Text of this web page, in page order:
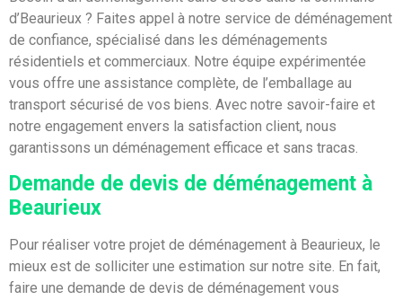
d’Beaurieux ? Faites appel à notre service de déménagement
de confiance, spécialisé dans les déménagements
résidentiels et commerciaux. Notre équipe expérimentée
vous offre une assistance complète, de l’emballage au
transport sécurisé de vos biens. Avec notre savoir-faire et
notre engagement envers la satisfaction client, nous
garantissons un déménagement efficace et sans tracas.
Demande de devis de déménagement à
Beaurieux
Pour réaliser votre projet de déménagement à Beaurieux, le
mieux est de solliciter une estimation sur notre site. En fait,
faire une demande de devis de déménagement vous